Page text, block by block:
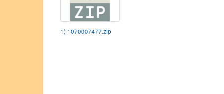
1) 1070007477.zip